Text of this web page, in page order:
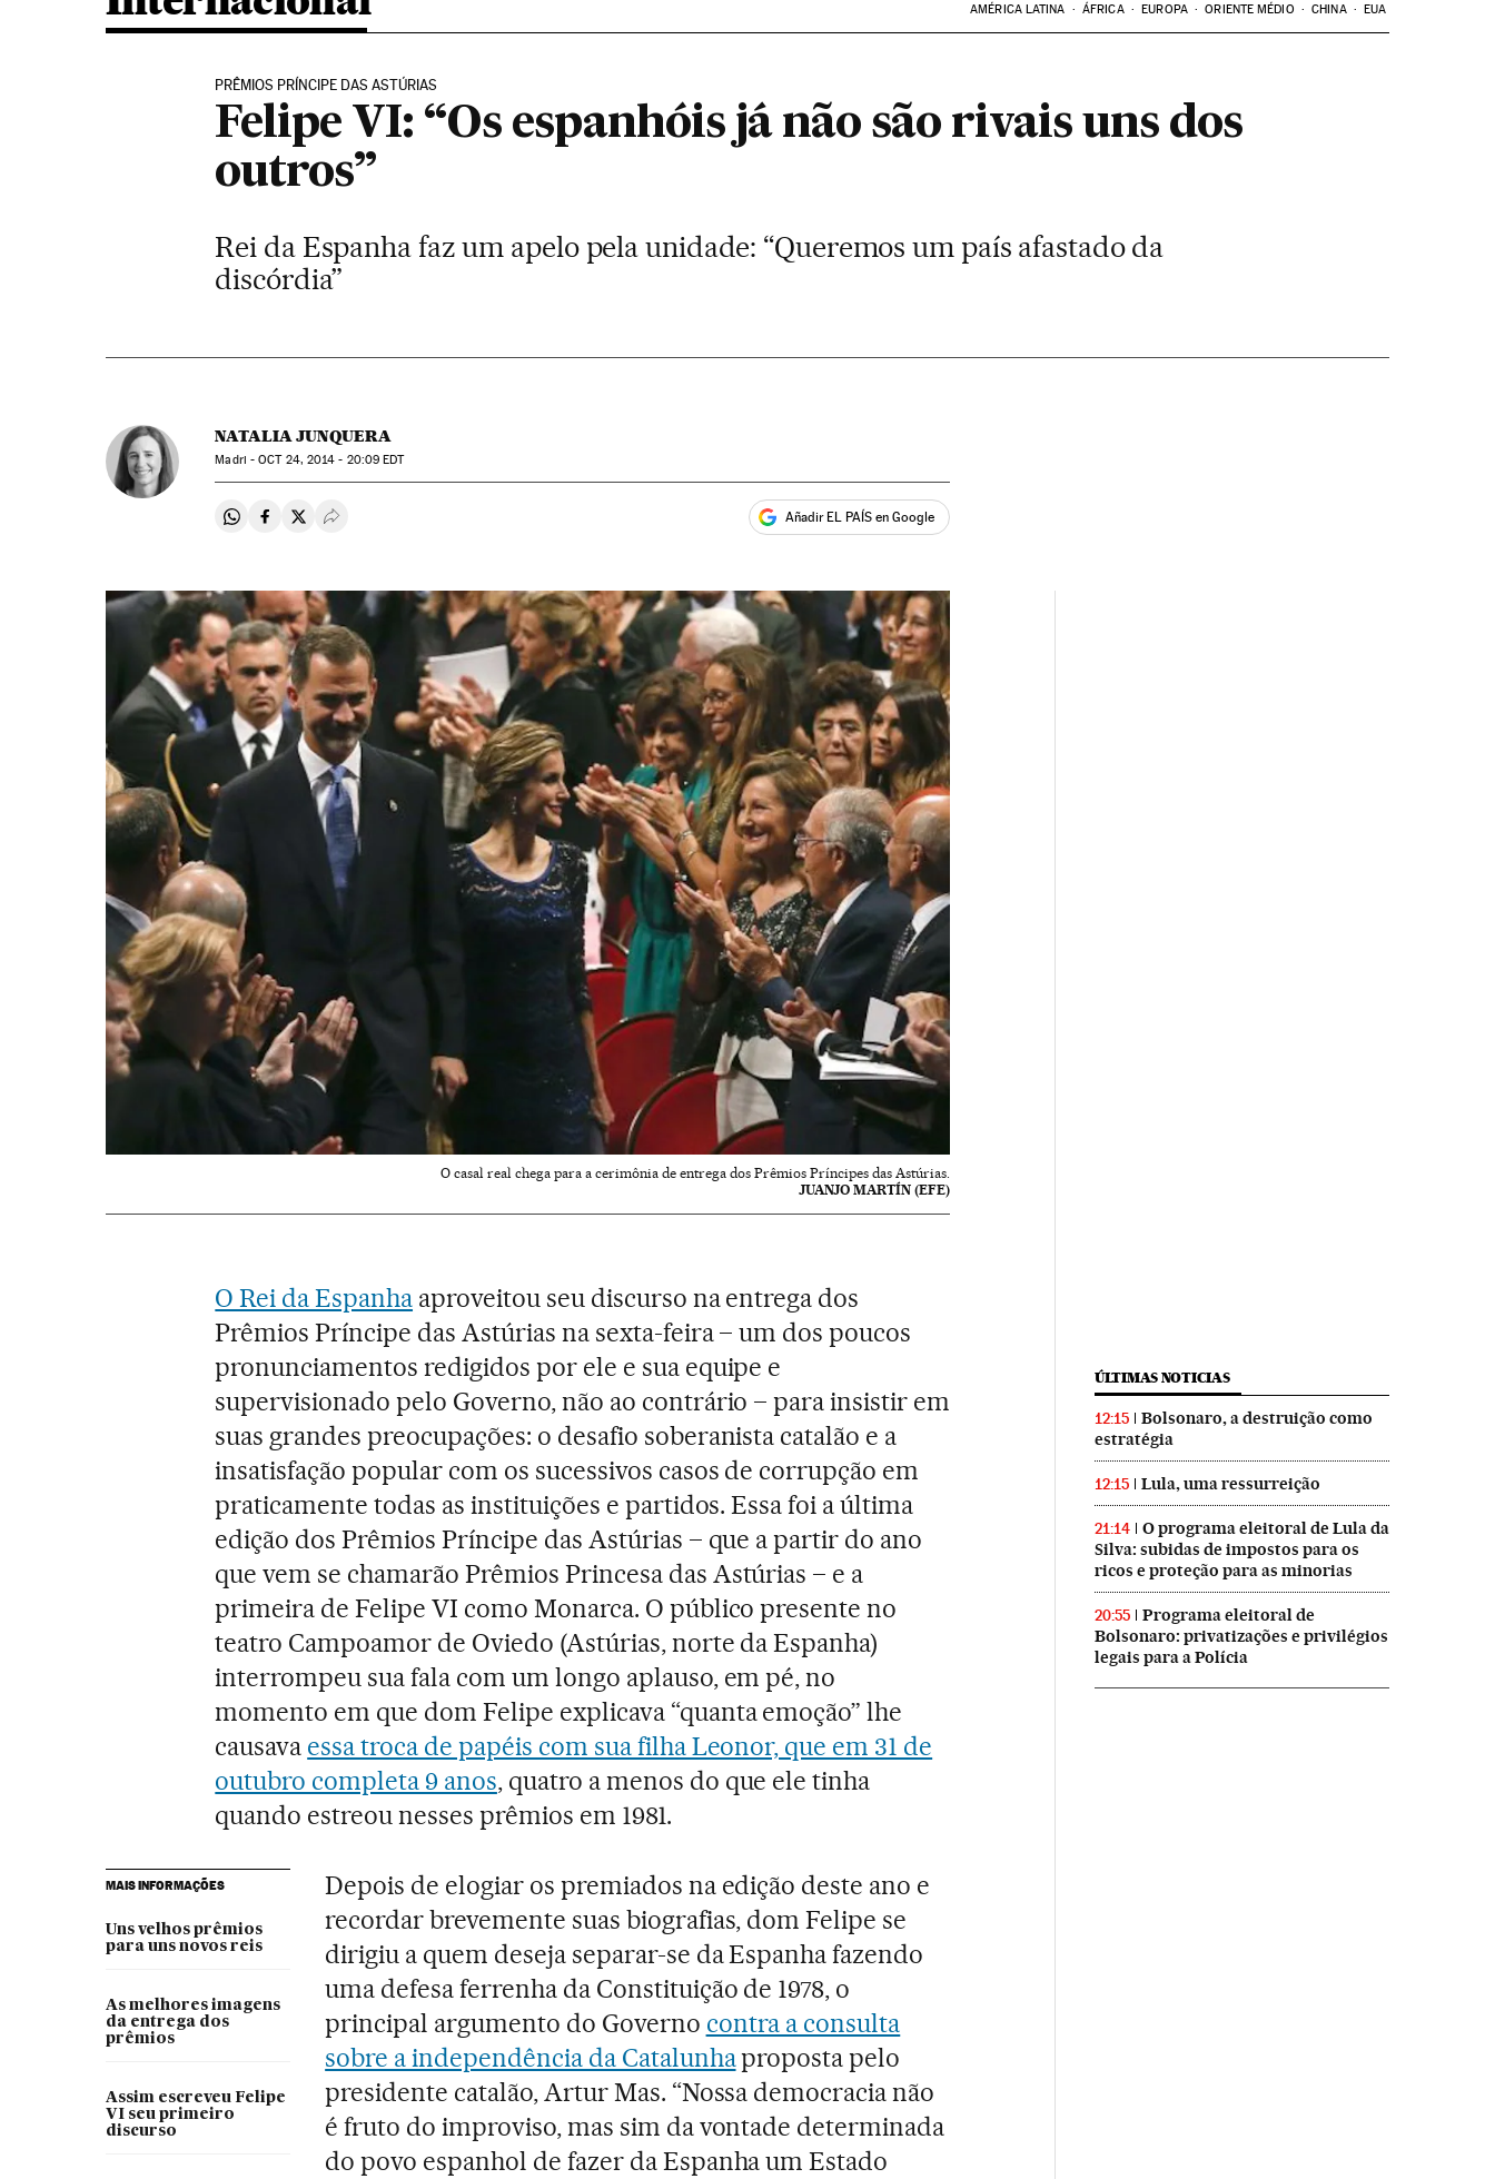
AMÉRICA LATINA ÁFRICA EUROPA ORIENTE MÉDIO CHINA EUA
PRÊMIOS PRÍNCIPE DAS ASTÚRIAS
Felipe VI: “Os espanhóis já não são rivais uns dos
outros”
Rei da Espanha faz um apelo pela unidade: “Queremos um país afastado da
discórdia”
NATALIA JUNQUERA
Madri -OCT24, 2014 - 20:09 EDT
Compartir en Whatsapp
Compartir en Facebook
Compartir en Twitter
Desplegar Redes Sociales Añadir EL PAÍS en Google
O casal real chega para a cerimônia de entrega dos Prêmios Príncipes das Astúrias.
JUANJO MARTÍN (EFE)
O Rei da Espanha aproveitou seu discurso na entrega dos
Prêmios Príncipe das Astúrias na sexta-feira – um dos poucos
pronunciamentos redigidos por ele e sua equipe e
supervisionado pelo Governo, não ao contrário – para insistir em
suas grandes preocupações: o desafio soberanista catalão e a
insatisfação popular com os sucessivos casos de corrupção em
praticamente todas as instituições e partidos. Essa foi a última
edição dos Prêmios Príncipe das Astúrias – que a partir do ano
que vem se chamarão Prêmios Princesa das Astúrias – e a
primeira de Felipe VI como Monarca. O público presente no
teatro Campoamor de Oviedo (Astúrias, norte da Espanha)
interrompeu sua fala com um longo aplauso, em pé, no
momento em que dom Felipe explicava “quanta emoção” lhe
causava essa troca de papéis com sua filha Leonor, que em 31 de
outubro completa 9 anos, quatro a menos do que ele tinha
quando estreou nesses prêmios em 1981.
MAIS INFORMAÇÕES
Uns velhos prêmios
para uns novos reis
As melhores imagens
da entrega dos
prêmios
Assim escreveu Felipe
VI seu primeiro
discurso
Depois de elogiar os premiados na edição deste ano e
recordar brevemente suas biografias, dom Felipe se
dirigiu a quem deseja separar-se da Espanha fazendo
uma defesa ferrenha da Constituição de 1978, o
principal argumento do Governo contra a consulta
sobre a independência da Catalunhaproposta pelo
presidente catalão, Artur Mas. “Nossa democracia não
é fruto do improviso, mas sim da vontade determinada
do povo espanhol de fazer da Espanha um Estado
ÚLTIMAS NOTICIAS
12:15
Bolsonaro, a destruição como
estratégia
12:15 Lula, uma ressurreição
21:14
O programa eleitoral de Lula da
Silva: subidas de impostos para os
ricos e proteção para as minorias
20:55
Programa eleitoral de
Bolsonaro: privatizações e privilégios
legais para a Polícia